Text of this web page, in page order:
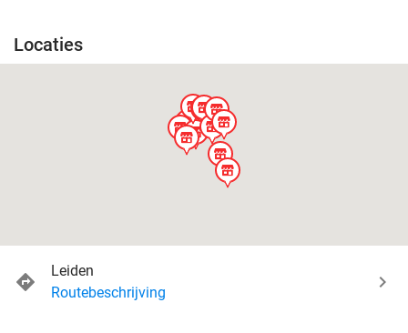
Locaties
store
storestore
store
storestore
store
store
store
store
store
store
Leiden
Routebeschrijving